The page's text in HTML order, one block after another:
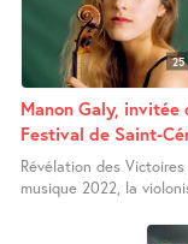
25
Manon Galy, invitée
Festival de Saint-
Révélation des
musique 2022, la